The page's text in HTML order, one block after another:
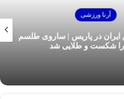
آرنا ورزشی
در پاریس | ساروی طلسم
شکست و طلایی شد